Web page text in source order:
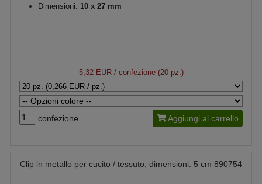
Dimensioni: 10 x 27 mm
5,32 EUR/ confezione (20 pz.)
confezione Aggiungi al carrello
Clip in metallo per cucito / tessuto, dimensioni: 5 cm 890754